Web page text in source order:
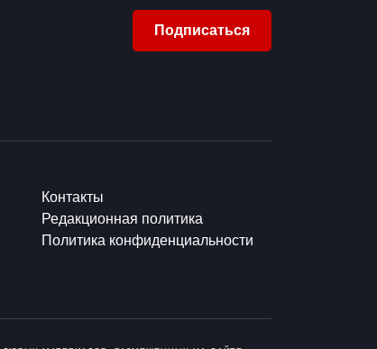
Подписаться
Контакты
Редакционная политика
Политика конфиденциальности